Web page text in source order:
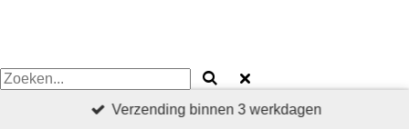
Verzending binnen 3 werkdagen